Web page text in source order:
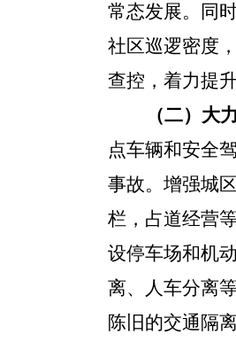
常态发展。同时
社区巡逻密度
查控，着力提
（二）大力
点车辆和安全
事故。增强城
栏，占道经营
设停车场和机
离、人车分离
陈旧的交通隔